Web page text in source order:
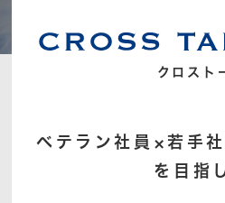
クロスト
ベテラン社員×若手
を目指